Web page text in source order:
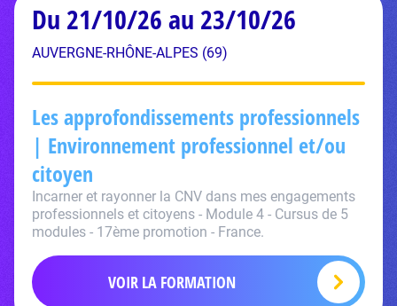
Du 21/10/26 au 23/10/26
AUVERGNE-RHÔNE-ALPES (69)
Les approfondissements professionnels
| Environnement professionnel et/ou
citoyen
Incarner et rayonner la CNV dans mes engagements
professionnels et citoyens - Module 4 - Cursus de 5
modules - 17ème promotion - France.
VOIR LA FORMATION